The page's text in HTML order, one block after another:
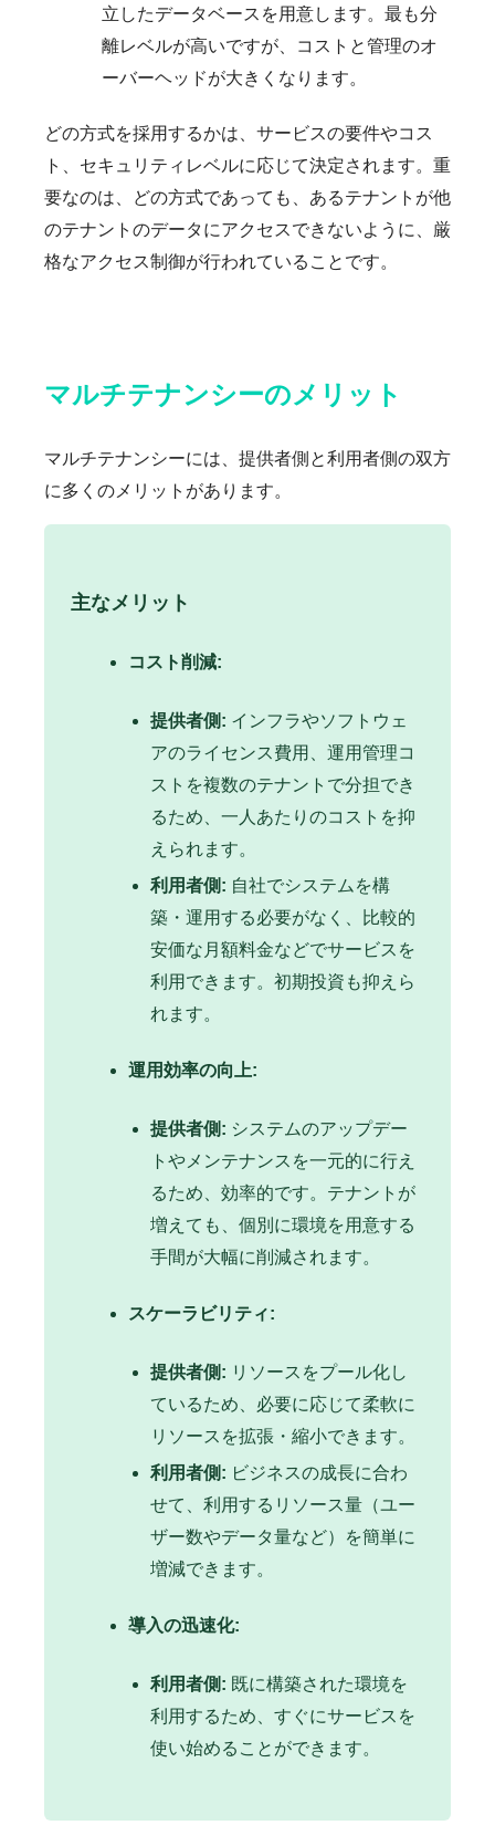
立したデータベースを用意します。最も分
離レベルが高いですが、コストと管理のオ
ーバーヘッドが大きくなります。
どの方式を採用するかは、サービスの要件やコス
ト、セキュリティレベルに応じて決定されます。重
要なのは、どの方式であっても、あるテナントが他
のテナントのデータにアクセスできないように、厳
格なアクセス制御が行われていることです。
マルチテナンシーのメリット
マルチテナンシーには、提供者側と利用者側の双方
に多くのメリットがあります。
主なメリット
コスト削減:
提供者側: インフラやソフトウェ
アのライセンス費用、運用管理コ
ストを複数のテナントで分担でき
るため、一人あたりのコストを抑
えられます。
利用者側: 自社でシステムを構
築・運用する必要がなく、比較的
安価な月額料金などでサービスを
利用できます。初期投資も抑えら
れます。
運用効率の向上:
提供者側: システムのアップデー
トやメンテナンスを一元的に行え
るため、効率的です。テナントが
増えても、個別に環境を用意する
手間が大幅に削減されます。
スケーラビリティ:
提供者側: リソースをプール化し
ているため、必要に応じて柔軟に
リソースを拡張・縮小できます。
利用者側: ビジネスの成長に合わ
せて、利用するリソース量（ユー
ザー数やデータ量など）を簡単に
増減できます。
導入の迅速化:
利用者側: 既に構築された環境を
利用するため、すぐにサービスを
使い始めることができます。